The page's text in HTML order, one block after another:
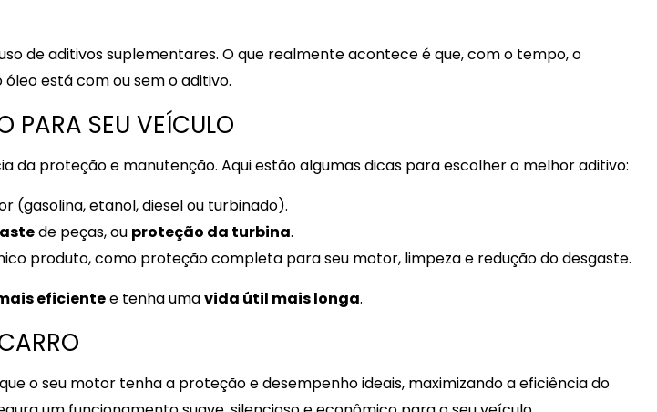
de aditivos suplementares. O que realmente acontece é que, com o tempo, o
está com ou sem o aditivo.
PARA SEU VEÍCULO
proteção e manutenção. Aqui estão algumas dicas para escolher o melhor aditivo:
(gasolina, etanol, diesel ou turbinado).
de peças, ou proteção da turbina.
produto, como proteção completa para seu motor, limpeza e redução do desgaste.
eficientee tenha umavida útil mais longa.
o seu motor tenha a proteção e desempenho ideais, maximizando a eficiência do